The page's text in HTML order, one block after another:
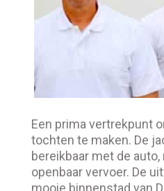
Een prima vertrekpunt
tochten te maken. De
bereikbaar met de
openbaar vervoer. De
mooie binnenstad van